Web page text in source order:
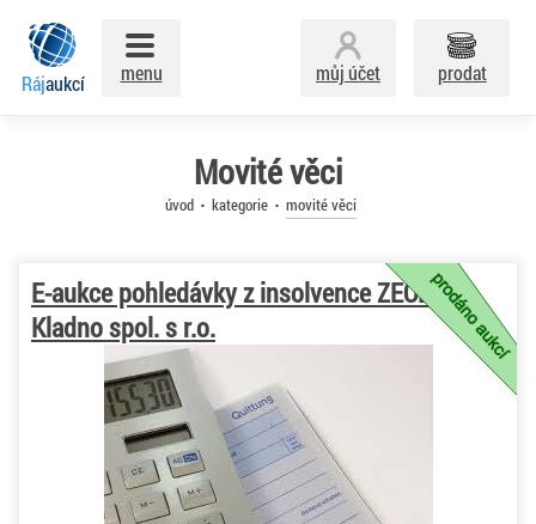
Movité věci
úvod kategorie movité věci
E-aukce pohledávky z insolvence ZEOLIT
Kladno spol. s r.o.
Rájaukcí můj účet prodat
menu